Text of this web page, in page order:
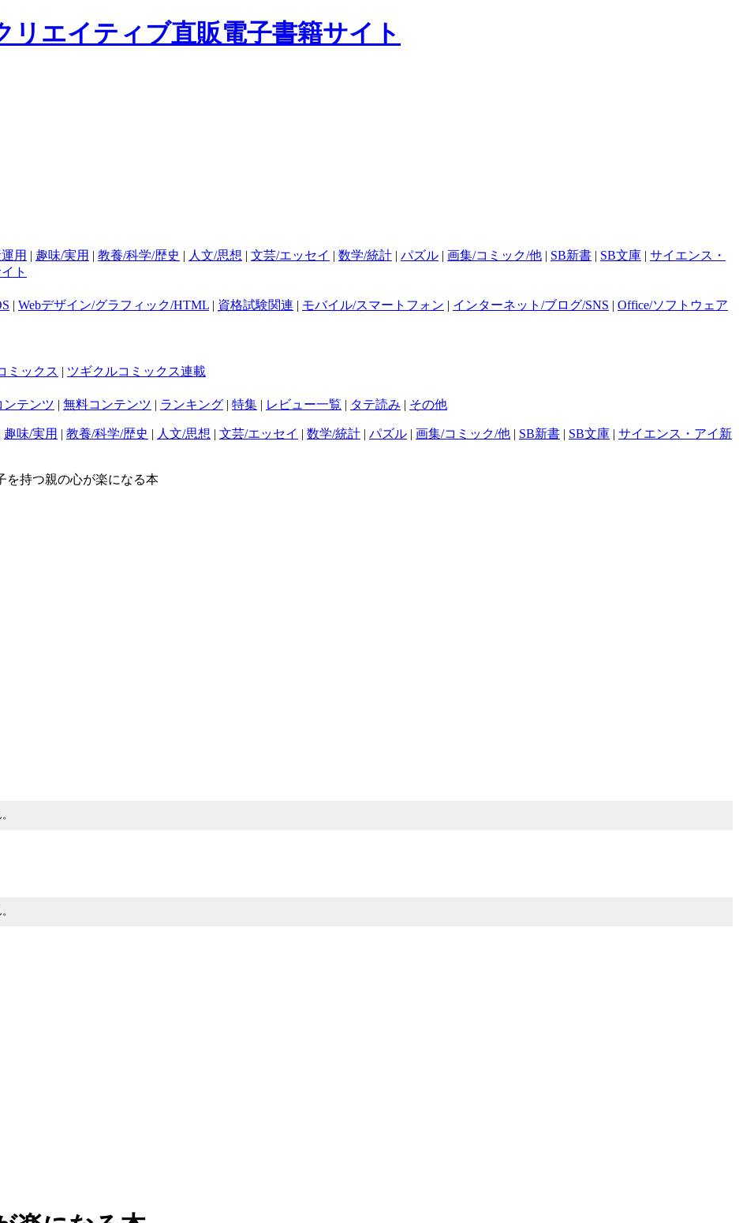
用 | 趣味/実用 | 教養/科学/歴史 | 人文/思想 | 文芸/エッセイ | 数学/統計 | パズル | 画集/コミック/他 | SB新書 | SB文庫 | サイエンス・
ト
| Webデザイン/グラフィック/HTML | 資格試験関連 | モバイル/スマートフォン | インターネット/ブログ/SNS | Office/ソフトウェア
ミックス | ツギクルコミックス連載
ンテンツ | 無料コンテンツ | ランキング | 特集 | レビュー一覧 | タテ読み | その他
趣味/実用 | 教養/科学/歴史 | 人文/思想 | 文芸/エッセイ | 数学/統計 | パズル | 画集/コミック/他 | SB新書 | SB文庫 | サイエンス・アイ新
を持つ親の心が楽になる本